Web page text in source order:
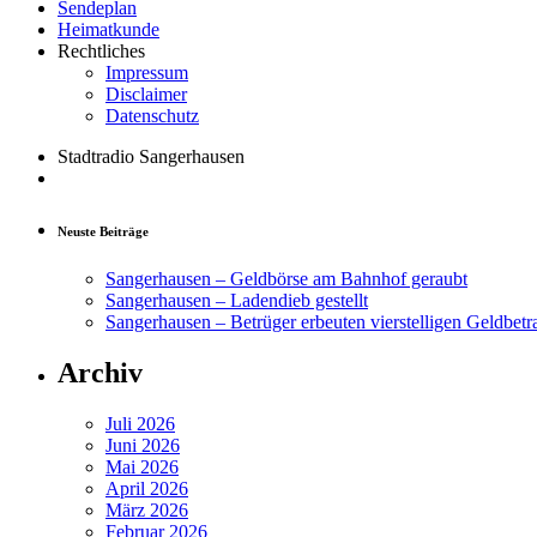
Sendeplan
Heimatkunde
Rechtliches
Impressum
Disclaimer
Datenschutz
Stadtradio Sangerhausen
Neuste Beiträge
Sangerhausen – Geldbörse am Bahnhof geraubt
Sangerhausen – Ladendieb gestellt
Sangerhausen – Betrüger erbeuten vierstelligen
Archiv
Juli 2026
Juni 2026
Mai 2026
April 2026
März 2026
Februar 2026